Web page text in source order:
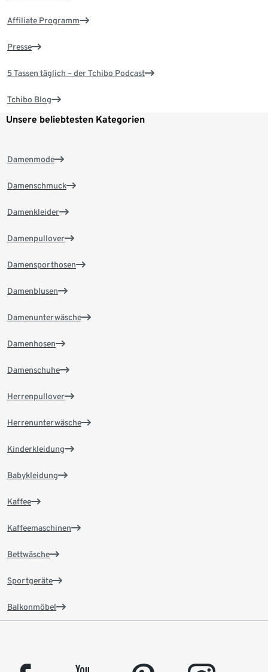
Affiliate Programm
Presse
5 Tassen täglich – der Tchibo Podcast
Tchibo Blog
Unsere beliebtesten Kategorien
Damenmode
Damenschmuck
Damenkleider
Damenpullover
Damensporthosen
Damenblusen
Damenunterwäsche
Damenhosen
Damenschuhe
Herrenpullover
Herrenunterwäsche
Kinderkleidung
Babykleidung
Kaffee
Kaffeemaschinen
Bettwäsche
Sportgeräte
Balkonmöbel